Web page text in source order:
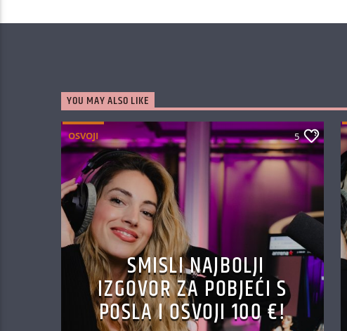
YOU MAY ALSO LIKE
OSVOJI 5
SMISLI NAJBOLJI
IZGOVOR ZA POBJEĆI S
POSLA I OSVOJI 100 €!